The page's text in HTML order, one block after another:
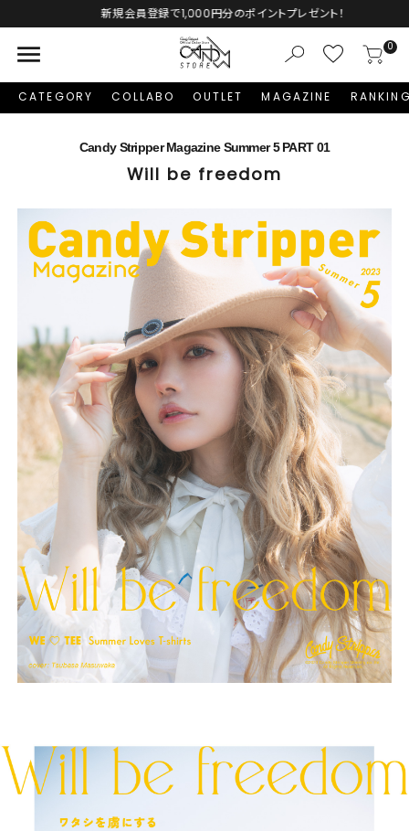
新規会員登録で1,000円分のポイントプレゼント！
menu 0
CATEGORY COLLABO OUTLET MAGAZINE
Candy Stripper Magazine Summer 5 PART 01
Will be freedom